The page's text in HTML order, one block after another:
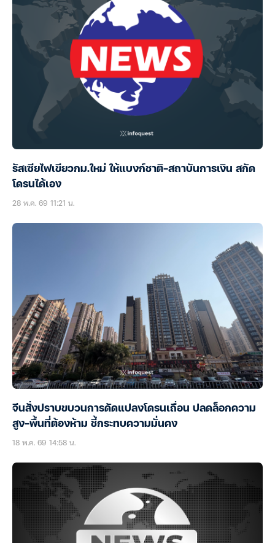
รัสเซียไฟเขียวกม.ใหม่ ให้แบงก์ชาติ-สถาบันการเงิน สกัด
โดรนได้เอง
28 พ.ค. 69 11:21 น.
จีนสั่งปราบขบวนการดัดแปลงโดรนเถื่อน ปลดล็อกความ
สูง-พื้นที่ต้องห้าม ชี้กระทบความมั่นคง
18 พ.ค. 69 14:58 น.